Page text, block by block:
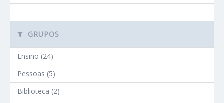
GRUPOS
Ensino (24)
Pessoas (5)
Biblioteca (2)